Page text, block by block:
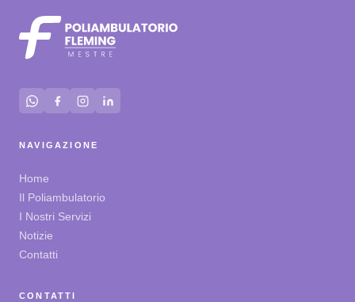
NAVIGAZIONE
Home
Il Poliambulatorio
I Nostri Servizi
Notizie
Contatti
CONTATTI